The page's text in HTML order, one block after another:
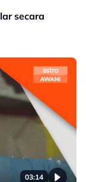
secara
03:14